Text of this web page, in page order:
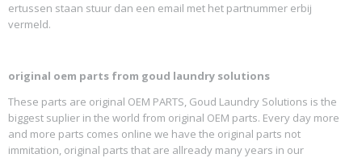
ertussen staan stuur dan een email met het partnummer erbij
vermeld.
original oem parts from goud laundry solutions
These parts are original OEM PARTS, Goud Laundry Solutions is the
biggest suplier in the world from original OEM parts. Every day more
and more parts comes online we have the original parts not
immitation, original parts that are allready many years in our